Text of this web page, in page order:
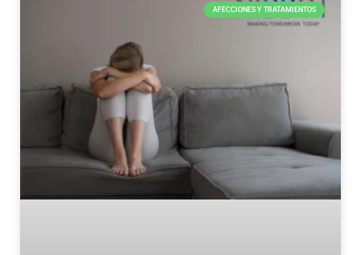
AFECCIONES Y TRATAMIENTOS